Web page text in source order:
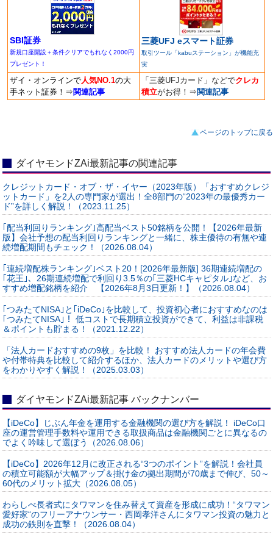
SBI証券
新規口座開設＋条件クリアでもれなく2000円
プレゼント！
三菱UFJ eスマート証券
取引ツール「kabuステーション」が機能充
実
ザイ・オンラインで人気NO.1の大
手ネット証券！ ⇒ 関連記事
「三菱UFJカード」などでクレカ
積立がお得！ ⇒ 関連記事
ページのトップに戻る
ダイヤモンドZAi最新記事の関連記事
クレジットカード・オブ・ザ・イヤー（2023年版）「おすすめクレジ
ットカード」を2人の専門家が選出！全8部門の“2023年の最優秀カー
ド”を詳しく解説！（2023.11.25）
｢配当利回りランキング｣高配当ベスト50銘柄を公開！【2026年最新
版】会社予想の配当利回りランキングと一緒に、株主優待の有無や連
続増配期間もチェック！（2026.08.04）
｢連続増配株ランキング｣ベスト20！[2026年最新版] 36期連続増配の
｢花王｣、26期連続増配で利回り3.5％の｢三菱HCキャピタル｣など、お
すすめ増配銘柄を紹介 【2026年8月3日更新！】（2026.08.04）
｢つみたてNISA｣と｢iDeCo｣を比較して、投資初心者におすすめなのは
｢つみたてNISA｣！ 低コストで長期積立投資ができて、利益は非課税
＆ポイントも貯まる！（2021.12.22）
「法人カードおすすめの9枚」を比較！ おすすめ法人カードの年会費
や付帯特典を比較して紹介するほか、法人カードのメリットや選び方
をわかりやすく解説！（2025.03.03）
ダイヤモンドZAi最新記事 バックナンバー
【iDeCo】じぶん年金を運用する金融機関の選び方を解説！ iDeCo口
座の運営管理手数料や運用できる取扱商品は金融機関ごとに異なるの
でよく吟味して選ぼう（2026.08.06）
【iDeCo】2026年12月に改正される“3つのポイント”を解説！会社員
の積立可能額が大幅アップ＆掛け金の拠出期間が70歳まで伸び、50～
60代のメリット拡大（2026.08.05）
わらしべ長者式にタワマンを住み替えて資産を形成に成功！“タワマン
愛好家“のフリーアナウンサー・西岡孝洋さんにタワマン投資の魅力と
成功の鉄則を直撃！（2026.08.04）